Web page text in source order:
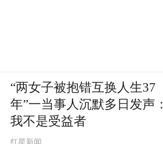
“两女子被抱错互换人生37
年”一当事人沉默多日发声：
我不是受益者
红星新闻